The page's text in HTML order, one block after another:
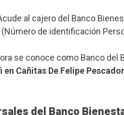
al cajero del Banco
de identificación
se conoce como Banco
en Cañitas De Felipe Pescador
del Banco